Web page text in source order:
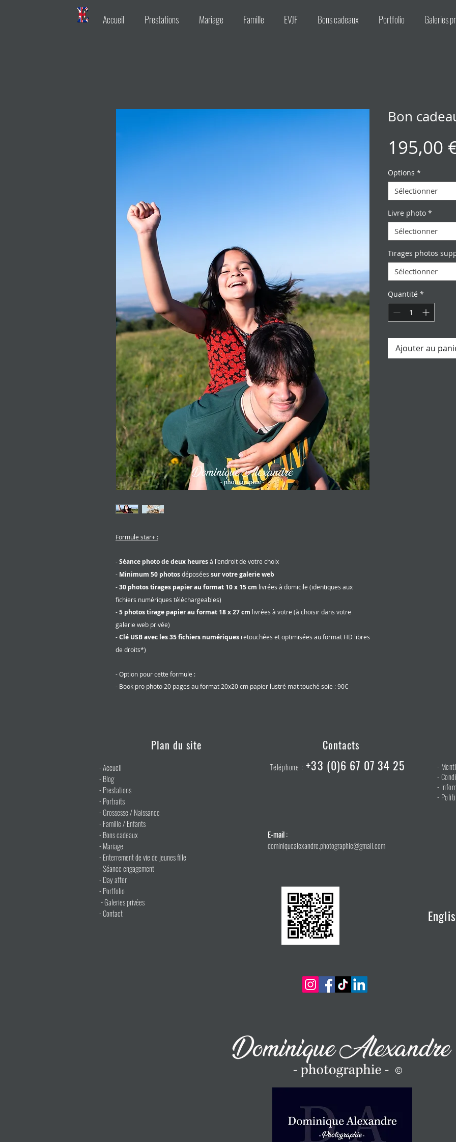
Accueil Prestations Mariage Famille EVJF Bons cadeaux Portfolio Galeries
Formule star+ :
-Séance photo de deux heuresà l'endroit de votre choix
- Minimum 50 photosdéposées sur votre galerie web
-30 photos tirages papier au format 10 x 15 cm livrées à domicile (identiques aux
fichiers numériques téléchargeables)
-5 photos tirage papier au format 18 x 27cm livrées à votre (à choisir dans votre
galerie web privée)
-Clé USB avec les 35fichiers numériques retouchées et optimisées au format HD libres
de droits*)
- Option pour cette formule :
- Book pro photo 20 pages au format 20x20 cm papier lustré mat touché soie : 90€
Bon
195,00
Options *
Sélectionner
Livre photo *
Sélectionner
Tirages photos
Sélectionner
Quantité *
Ajouter au
Plan du site
-Accueil
-Blog
-Prestations
-Portraits
-Grossesse / Naissance
-Famille / Enfants
- Bons cadeaux
-Mariage
-Enterrement de vie de jeunes fille
-Séance engagement
-Day after
-Portfolio
-Galeries privées
-Contact
Contacts
Téléphone : +33 (0)6 67 07 34 25
E-mail :
dominiquealexandre.photographie@gmail.com
-
-
-
-
©